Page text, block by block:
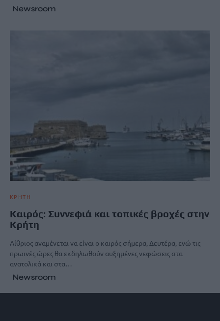
Newsroom
ΚΡΗΤΗ
Καιρός: Συννεφιά και τοπικές βροχές στην
Κρήτη
Αίθριος αναμένεται να είναι ο καιρός σήμερα, Δευτέρα, ενώ τις
πρωινές ώρες θα εκδηλωθούν αυξημένες νεφώσεις στα
ανατολικά και στα…
Newsroom